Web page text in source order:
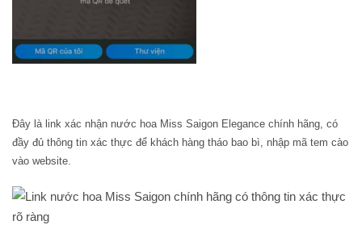
Đây là link xác nhận nước hoa Miss Saigon Elegance chính hãng, có
đầy đủ thông tin xác thực để khách hàng tháo bao bì, nhập mã tem cào
vào website.